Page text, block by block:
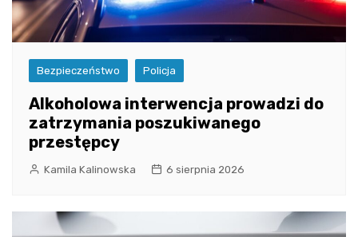
Bezpieczeństwo Policja
Alkoholowa interwencja prowadzi do
zatrzymania poszukiwanego
przestępcy
Kamila Kalinowska 6 sierpnia 2026